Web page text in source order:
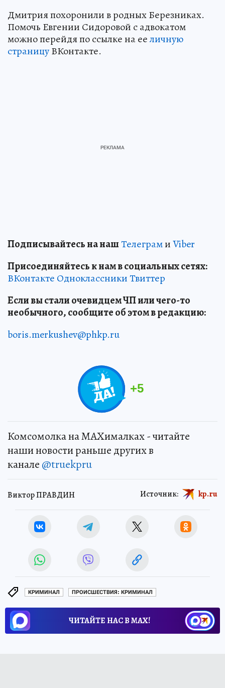
Дмитрия похоронили в родных Березниках.
Помочь Евгении Сидоровой с адвокатом
можно перейдя по ссылке на ееличную
страницуВКонтакте.
Подписывайтесь на нашТелеграмиViber
Присоединяйтесь к нам в социальных сетях:
ВКонтакте ОдноклассникиТвиттер
Если вы стали очевидцем ЧП или чего-то
необычного, сообщите об этом в редакцию:
boris.merkushev@phkp.ru
+5
Комсомолка на MAXималках - читайте
наши новости раньше других в
канале @truekpru
Виктор ПРАВДИН Источник: kp.ru
КРИМИНАЛ ПРОИСШЕСТВИЯ: КРИМИНАЛ
ЧИТАЙТЕ НАС В МАХ!